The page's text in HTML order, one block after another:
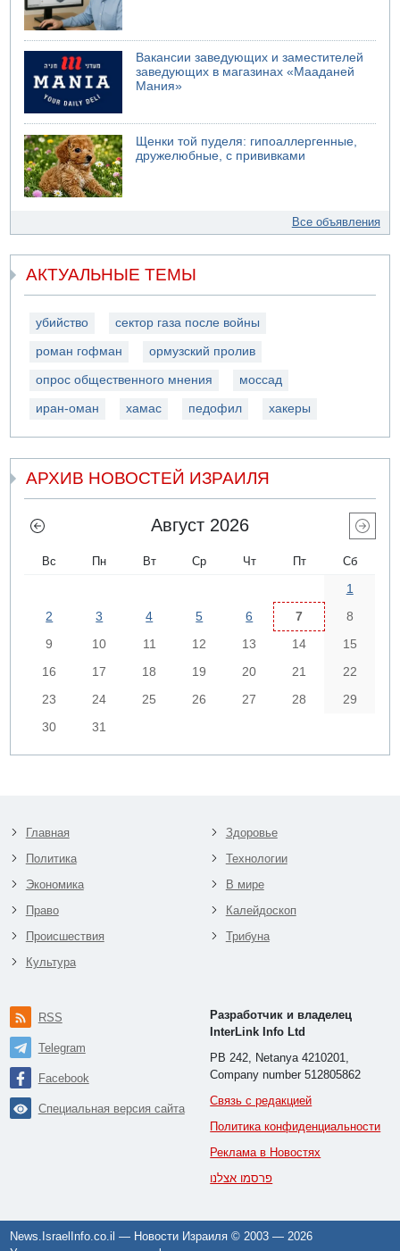
Вакансии заведующих и заместителей
заведующих в магазинах «Мааданей
Мания»
Щенки той пуделя: гипоаллергенные,
дружелюбные, с прививками
Все объявления
АКТУАЛЬНЫЕ ТЕМЫ
убийство сектор газа после войны
роман гофман ормузский пролив
опрос общественного мнения моссад
иран-оман хамас педофил хакеры
АРХИВ НОВОСТЕЙ ИЗРАИЛЯ
Август 2026
Вс Пн Вт Ср Чт Пт Сб
1
2
3 4 5 6 7
8
9
10 11 12 13 14
15
16
17 18 19 20 21
22
23
24 25 26 27 28
29
30
31
Главная
Политика
Экономика
Право
Происшествия
Культура
Здоровье
Технологии
В мире
Калейдоскоп
Трибуна
RSS
Telegram
Facebook
Специальная версия сайта
Разработчик и владелец
InterLink Info Ltd
PB 242, Netanya 4210201,
Company number 512805862
Связь с редакцией
Политика конфиденциальности
Реклама в Новостях
פרסמו אצלנו
News.IsraelInfo.co.il — Новости Израиля © 2003 — 2026